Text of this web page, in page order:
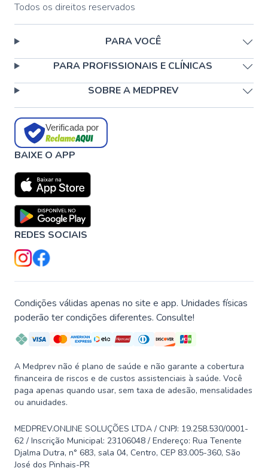
Todos os direitos reservados
PARA VOCÊ
PARA PROFISSIONAIS E CLÍNICAS
SOBRE A MEDPREV
Verificada por
BAIXE O APP
REDES SOCIAIS
Condições válidas apenas no site e app. Unidades físicas
poderão ter condições diferentes. Consulte!
A Medprev não é plano de saúde e não garante a cobertura
financeira de riscos e de custos assistenciais à saúde. Você
paga apenas quando usar, sem taxa de adesão, mensalidades
ou anuidades.
MEDPREV.ONLINE SOLUÇÕES LTDA / CNPJ: 19.258.530/0001-
62 / Inscrição Municipal: 23106048 / Endereço: Rua Tenente
Djalma Dutra, n° 683, sala 04, Centro, CEP 83.005-360, São
José dos Pinhais-PR